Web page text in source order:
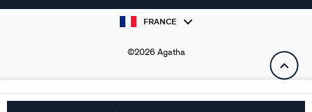
FRANCE
©2026 Agatha